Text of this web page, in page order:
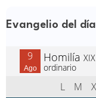
Evangelio del día